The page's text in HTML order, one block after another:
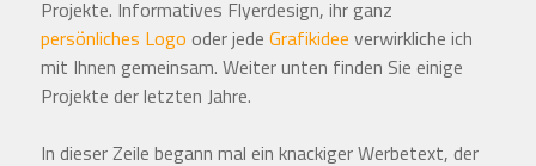
Projekte. Informatives Flyerdesign, ihr ganz
persönliches Logo oder jede Grafikidee verwirkliche ich
mit Ihnen gemeinsam. Weiter unten finden Sie einige
Projekte der letzten Jahre.
In dieser Zeile begann mal ein knackiger Werbetext, der